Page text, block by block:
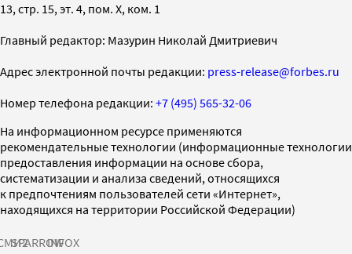
13, стр. 15, эт. 4, пом. X, ком. 1
Главный редактор: Мазурин Николай Дмитриевич
Адрес электронной почты редакции: press-release@forbes.ru
Номер телефона редакции: +7 (495) 565-32-06
На информационном ресурсе применяются
рекомендательные технологии (информационные технологии
предоставления информации на основе сбора,
систематизации и анализа сведений, относящихся
к предпочтениям пользователей сети «Интернет»,
находящихся на территории Российской Федерации)
SPARROWINFOX